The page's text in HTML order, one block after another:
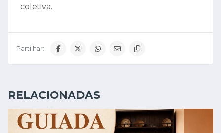
coletiva.
Partilhar:
RELACIONADAS